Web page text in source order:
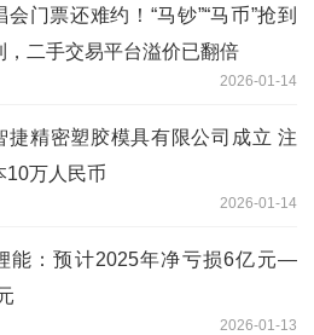
会门票还难约！“马钞”“马币”抢到
，二手交易平台溢价已翻倍
2026-01-14
捷精密塑胶模具有限公司成立 注
10万人民币
2026-01-14
能：预计2025年净亏损6亿元—
2026-01-13